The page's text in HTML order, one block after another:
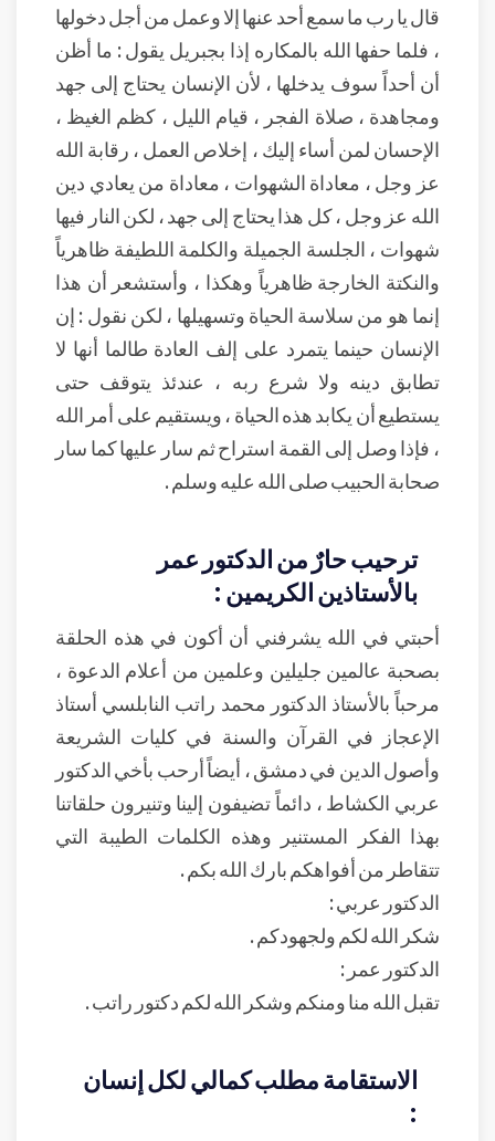
قال يا رب ما سمع أحد عنها إلا وعمل من أجل دخولها
، فلما حفها الله بالمكاره إذا بجبريل يقول : ما أظن
أن أحداً سوف يدخلها ، لأن الإنسان يحتاج إلى جهد
ومجاهدة ، صلاة الفجر ، قيام الليل ، كظم الغيظ ،
الإحسان لمن أساء إليك ، إخلاص العمل ، رقابة الله
عز وجل ، معاداة الشهوات ، معاداة من يعادي دين
الله عز وجل ، كل هذا يحتاج إلى جهد ، لكن النار فيها
شهوات ، الجلسة الجميلة والكلمة اللطيفة ظاهرياً
والنكتة الخارجة ظاهرياً وهكذا ، وأستشعر أن هذا
إنما هو من سلاسة الحياة وتسهيلها ، لكن نقول : إن
الإنسان حينما يتمرد على إلف العادة طالما أنها لا
تطابق دينه ولا شرع ربه ، عندئذ يتوقف حتى
يستطيع أن يكابد هذه الحياة ، ويستقيم على أمر الله
، فإذا وصل إلى القمة استراح ثم سار عليها كما سار
صحابة الحبيب صلى الله عليه وسلم .
ترحيب حارٌ من الدكتور عمر
بالأستاذين الكريمين :
أحبتي في الله يشرفني أن أكون في هذه الحلقة
بصحبة عالمين جليلين وعلمين من أعلام الدعوة ،
مرحباً بالأستاذ الدكتور محمد راتب النابلسي أستاذ
الإعجاز في القرآن والسنة في كليات الشريعة
وأصول الدين في دمشق ، أيضاً أرحب بأخي الدكتور
عربي الكشاط ، دائماً تضيفون إلينا وتنيرون حلقاتنا
بهذا الفكر المستنير وهذه الكلمات الطيبة التي
تتقاطر من أفواهكم بارك الله بكم .
الدكتور عربي :
شكر الله لكم ولجهودكم .
الدكتور عمر :
تقبل الله منا ومنكم وشكر الله لكم دكتور راتب .
الاستقامة مطلب كمالي لكل إنسان
: